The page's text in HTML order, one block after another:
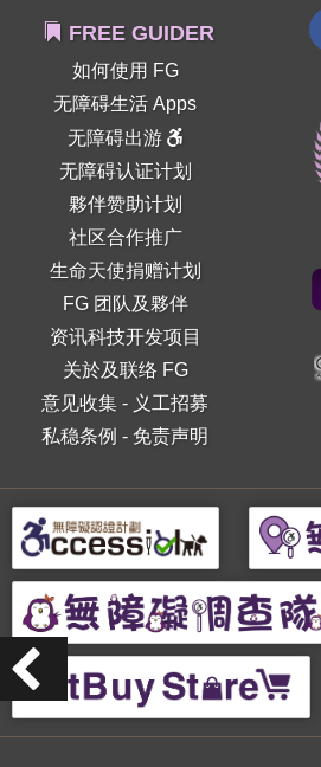
FREE GUIDER
如何使用 FG
无障碍生活 Apps
无障碍出游
无障碍认证计划
夥伴赞助计划
社区合作推广
生命天使捐赠计划
FG 团队及夥伴
资讯科技开发项目
关於及联络 FG
意见收集 - 义工招募
私稳条例 - 免责声明